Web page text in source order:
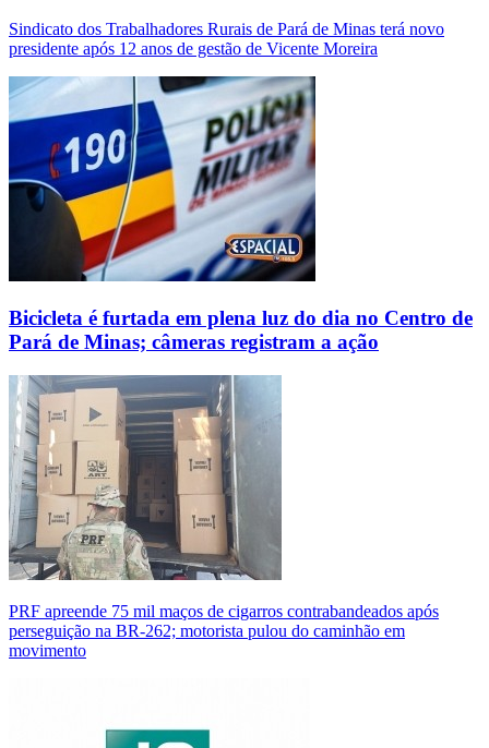
Sindicato dos Trabalhadores Rurais de Pará de Minas terá novo
presidente após 12 anos de gestão de Vicente Moreira
Bicicleta é furtada em plena luz do dia no Centro de
Pará de Minas; câmeras registram a ação
PRF apreende 75 mil maços de cigarros contrabandeados após
perseguição na BR-262; motorista pulou do caminhão em
movimento